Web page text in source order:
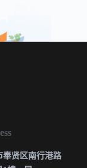
奉贤区南行港路